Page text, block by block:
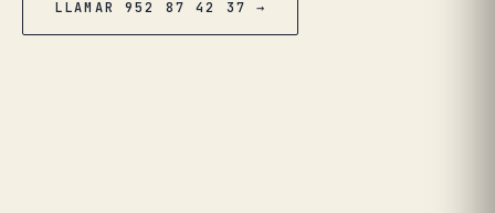
LLAMAR 952 87 42 37 →